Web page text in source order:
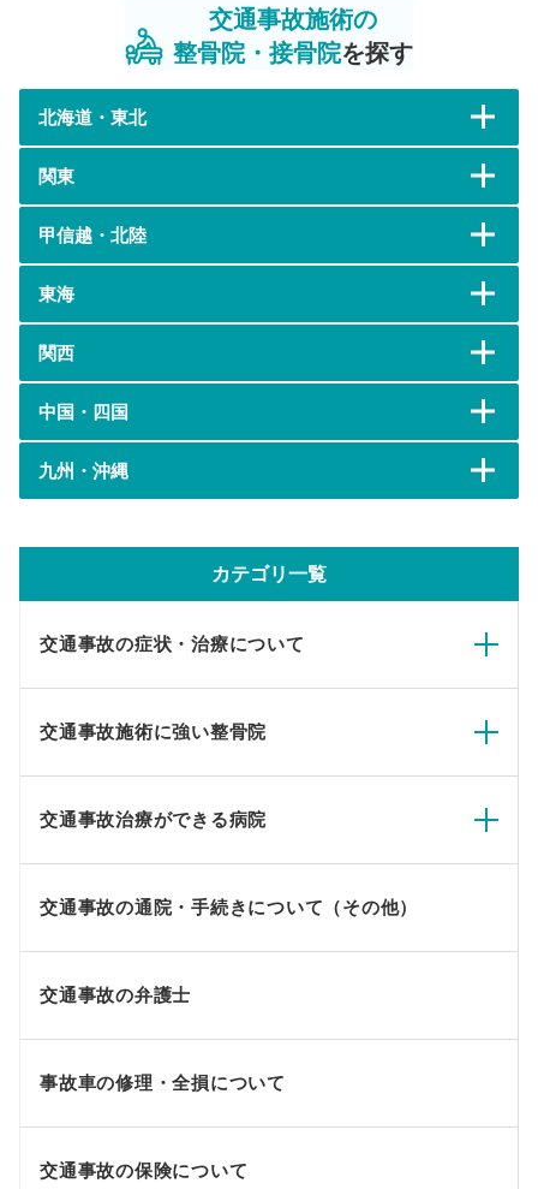
交通事故施術の
整骨院・接骨院を探す
北海道・東北
関東
甲信越・北陸
東海
関西
中国・四国
九州・沖縄
カテゴリ一覧
交通事故の症状・治療について
交通事故施術に強い整骨院
交通事故治療ができる病院
交通事故の通院・手続きについて（その他）
交通事故の弁護士
事故車の修理・全損について
交通事故の保険について